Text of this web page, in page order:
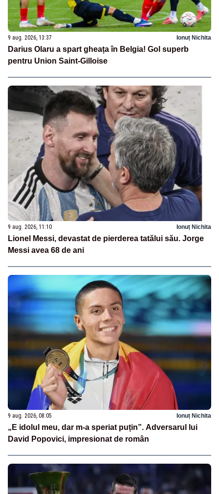
9 aug. 2026, 13:37 Ionuț Nichita
Darius Olaru a spart gheața în Belgia! Gol superb
pentru Union Saint-Gilloise
9 aug. 2026, 11:10 Ionuț Nichita
Lionel Messi, devastat de pierderea tatălui său. Jorge
Messi avea 68 de ani
9 aug. 2026, 08:05 Ionuț Nichita
„E idolul meu, dar m-a speriat puțin”. Adversarul lui
David Popovici, impresionat de român